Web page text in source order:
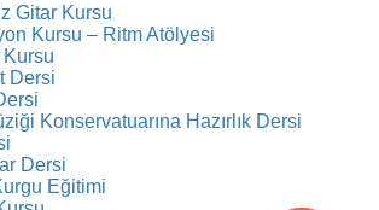
Gitar Kursu
Kursu – Ritm Atölyesi
Kursu
Dersi
Konservatuarına Hazırlık Dersi
Dersi
Eğitimi